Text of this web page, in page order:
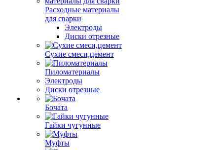
Расходные материалы
для сварки
Электроды
Диски отрезные
Сухие смеси,цемент
Пиломатериалы
Электроды
Диски отрезные
Бочата
Гайки чугунные
Муфты